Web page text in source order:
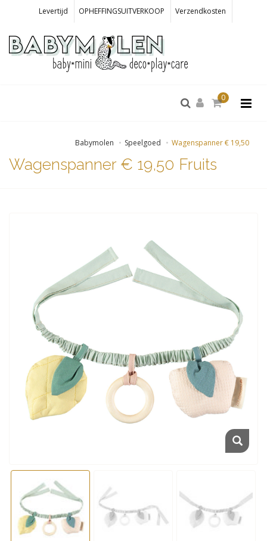
Levertijd OPHEFFINGSUITVERKOOP Verzendkosten
0
Babymolen Speelgoed Wagenspanner € 19,50
Wagenspanner € 19,50 Fruits